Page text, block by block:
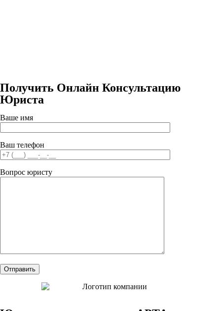
Получить Онлайн Консультацию
Юриста
Ваше имя
Ваш телефон
Вопрос юристу